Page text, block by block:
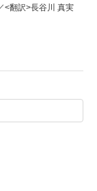
<翻訳>長谷川 真実